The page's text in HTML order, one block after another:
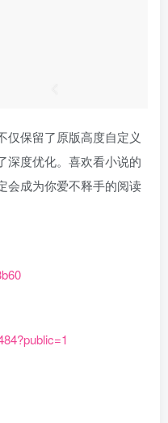
仅保留了原版高度自定义
深度优化。喜欢看小说的
会成为你爱不释手的阅读